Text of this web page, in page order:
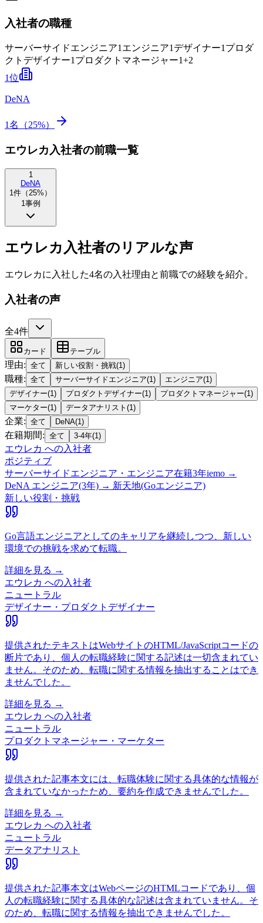
入社者の職種
サーバーサイドエンジニア1 エンジニア1 デザイナー1 プロダ
クトデザイナー1 プロダクトマネージャー1+2
1位
DeNA
1名（25%）
エウレカ入社者の前職一覧
1
DeNA
1件（25%）
1事例
エウレカ入社者のリアルな声
エウレカに入社した4名の入社理由と前職での経験を紹介。
入社者の声
全4件
カード テーブル
理由: 全て 新しい役割・挑戦(1)
職種: 全て サーバーサイドエンジニア(1) エンジニア(1)
デザイナー(1) プロダクトデザイナー(1) プロダクトマネージャー(1)
マーケター(1) データアナリスト (1)
企業: 全て DeNA(1)
在籍期間: 全て 3-4年(1)
エウレカ への入社者
ポジティブ
サーバーサイドエンジニア・エンジニア在籍3年iemo →
DeNA エンジニア(3年) → 新天地(Goエンジニア)
新しい役割・挑戦
Go言語エンジニアとしてのキャリアを継続しつつ、新しい
環境での挑戦を求めて転職。
詳細を見る →
エウレカ への入社者
ニュートラル
デザイナー・プロダクトデザイナー
提供されたテキストはWebサイトのHTML/JavaScriptコードの
断片であり、個人の転職経験に関する記述は一切含まれてい
ません。そのため、転職に関する情報を抽出することはでき
ませんでした。
詳細を見る →
エウレカ への入社者
ニュートラル
プロダクトマネージャー・マーケター
提供された記事本文には、転職体験に関する具体的な情報が
含まれていなかったため、要約を作成できませんでした。
詳細を見る →
エウレカ への入社者
ニュートラル
データアナリスト
提供された記事本文はWebページのHTMLコードであり、個
人の転職経験に関する具体的な記述は含まれていません。そ
のため、転職に関する情報を抽出できませんでした。